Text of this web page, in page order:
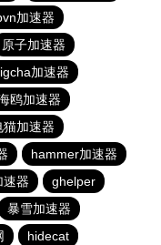
加速器
原子加速器
加速器
鸥加速器
猫加速器
hammer加速器
速器
ghelper
暴雪加速器
hidecat